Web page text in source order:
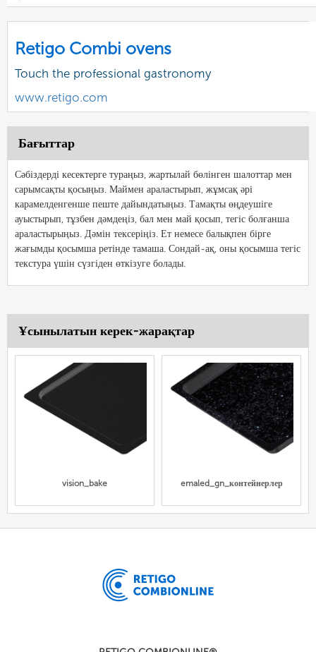
Retigo Combi ovens
Touch the professional gastronomy
www.retigo.com
Бағыттар
Сәбіздерді кесектерге тураңыз, жартылай бөлінген шалоттар мен
сарымсақты қосыңыз. Маймен араластырып, жұмсақ әрі
карамелденгенше пеште дайындатыңыз. Тамақты өңдеушіге
ауыстырып, тұзбен дәмдеңіз, бал мен май қосып, тегіс болғанша
араластырыңыз. Дәмін тексеріңіз. Ет немесе балықпен бірге
жағымды қосымша ретінде тамаша. Сондай-ақ, оны қосымша тегіс
текстура үшін сүзгіден өткізуге болады.
Ұсынылатын керек-жарақтар
vision_bake emaled_gn_контейнерлер